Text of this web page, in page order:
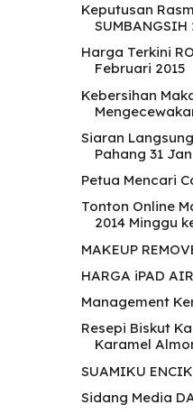
Keputusan
SUMBANGSIH
Harga Terkini
Februari 2015
Kebersihan
Siaran
Pahang 31
Petua Mencari
Tonton Online
2014 Minggu
MAKEUP
HARGA iPAD
Management
Resepi Biskut
Karamel
SUAMIKU ENCIK
Sidang Media